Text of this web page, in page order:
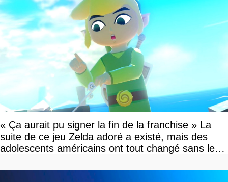
« Ça aurait pu signer la fin de la franchise » La
suite de ce jeu Zelda adoré a existé, mais des
adolescents américains ont tout changé sans le